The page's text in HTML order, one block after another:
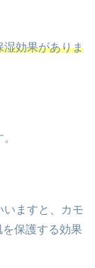
湿効果がありま
いますと、カモ
を保護する効果